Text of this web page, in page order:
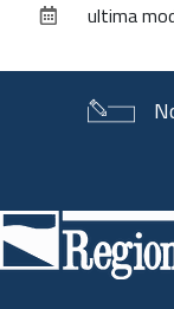
documento
ultima
di
pagina